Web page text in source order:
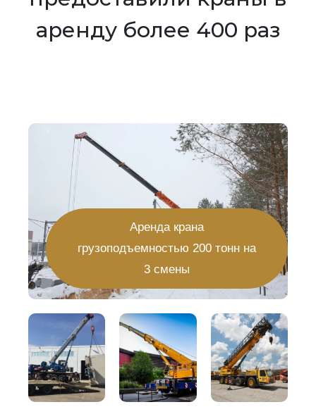
аренду более 400 раз
Аренда крана
грузоподъемностью 200 тонн на
3 смены